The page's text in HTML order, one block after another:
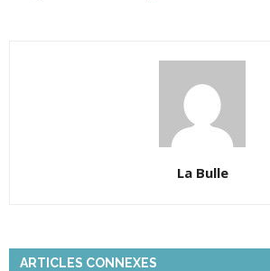
La Bulle
ARTICLES CONNEXES